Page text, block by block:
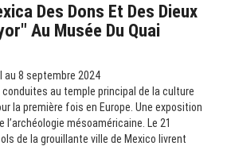
Des Dons Et Des Dieux
Au Musée Du Quai
au 8 septembre 2024
au temple principal de la culture
la première fois en Europe. Une exposition
l’archéologie mésoaméricaine. Le 21
de la grouillante ville de Mexico livrent